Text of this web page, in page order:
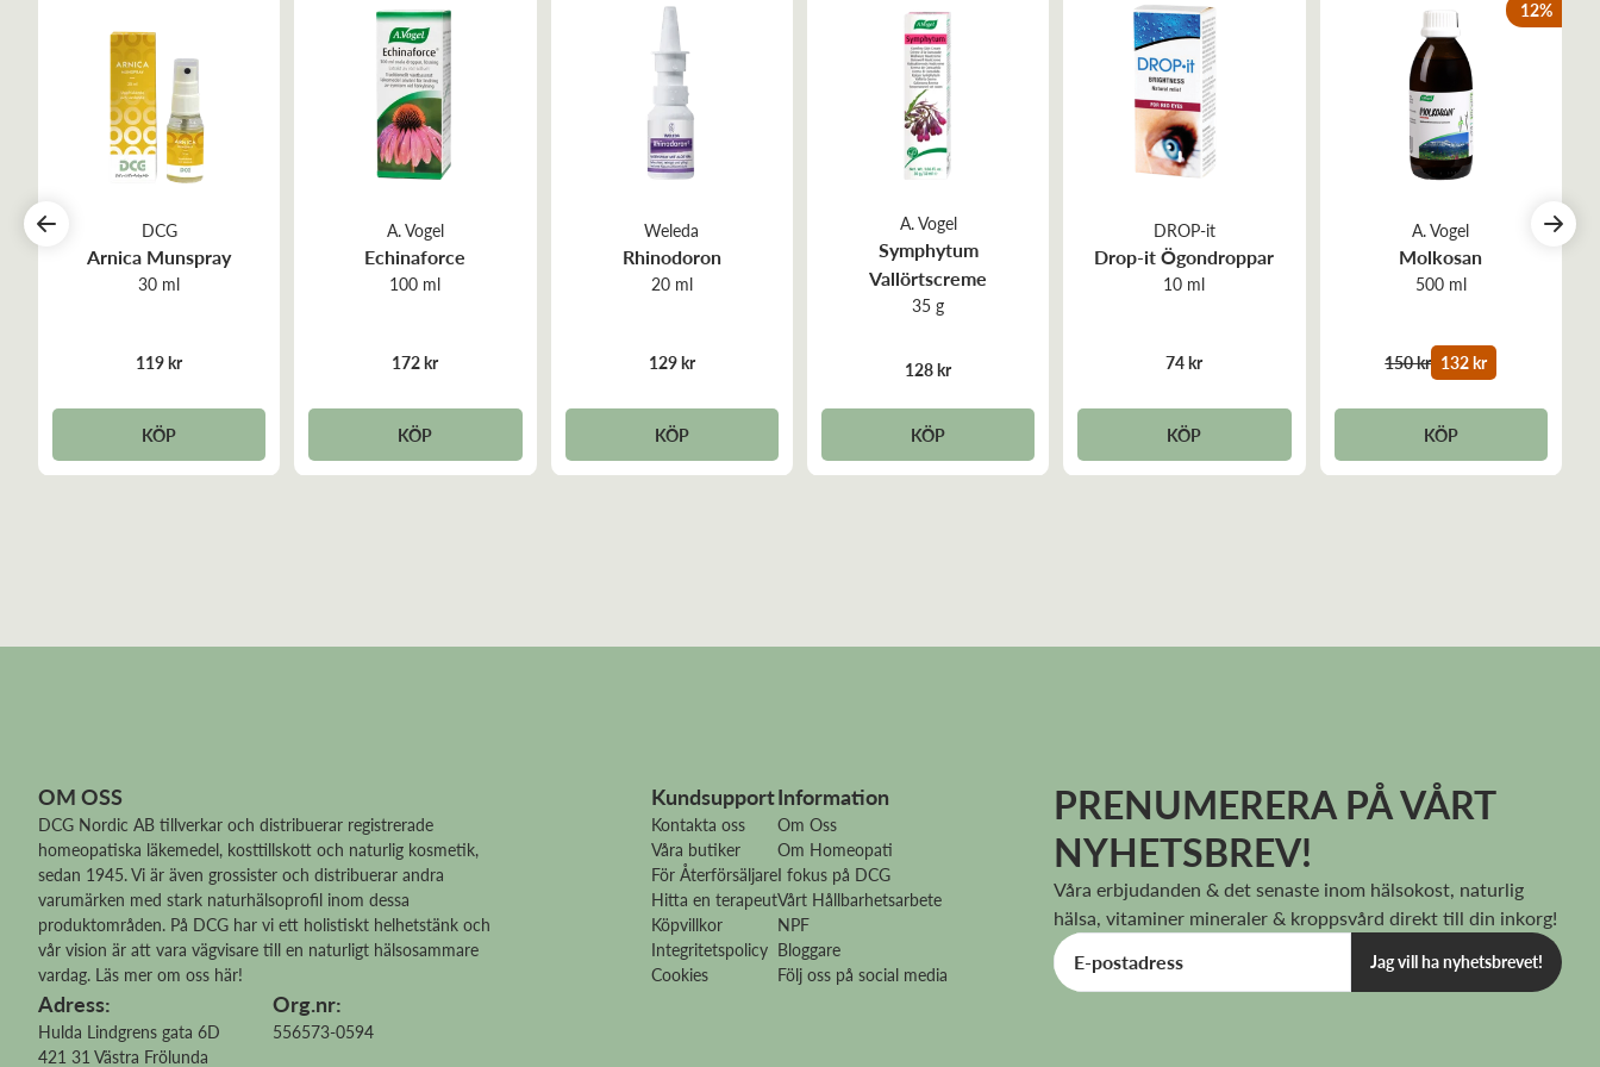
Mkt bra ögondroppar o snabb leverans! Jättenöjd! ☺️👏
Daniela G
De återfuktar och har helt naturliga ingredienser. Mycket nöjd med denna produkt!
Eva K
Mycket bra produkt. Torrkänslan i ögonen försvann direkt.
Recensiondatum: 2025-02-16
Denna använder jag alltid när mina ögon börjar bli torra ,härligt med ett naturligt alternativ till
ögondroppar.
DCG
Arnica Munspray
30 ml
119 kr
KÖP
A. Vogel
Echinaforce
100 ml
172 kr
KÖP
Weleda
Rhinodoron
20 ml
129 kr
KÖP
A. Vogel
Symphytum
Vallörtscreme
35 g
128 kr
KÖP
DROP-it
Drop-it Ögondroppar
10 ml
74 kr
KÖP
A. Vogel
Molkosan
500 ml
150 kr 132 kr
KÖP
12%
OM OSS
DCG Nordic AB tillverkar och distribuerar registrerade
homeopatiska läkemedel, kosttillskott och naturlig kosmetik,
sedan 1945. Vi är även grossister och distribuerar andra
varumärken med stark naturhälsoprofil inom dessa
produktområden. På DCG har vi ett holistiskt helhetstänk och
vår vision är att vara vägvisare till en naturligt hälsosammare
vardag. Läs mer om oss här!
Adress:
Hulda Lindgrens gata 6D
421 31 Västra Frölunda
Org.nr:
556573-0594
Kundsupport
Kontakta oss
Våra butiker
För Återförsäljare
Hitta en terapeut
Köpvillkor
Integritetspolicy
Cookies
Information
Om Oss
Om Homeopati
I fokus på DCG
Vårt Hållbarhetsarbete
NPF
Bloggare
Följ oss på social media
PRENUMERERA PÅ VÅRT
NYHETSBREV!
Våra erbjudanden & det senaste inom hälsokost, naturlig
hälsa, vitaminer mineraler & kroppsvård direkt till din inkorg!
Jag vill ha nyhetsbrevet!